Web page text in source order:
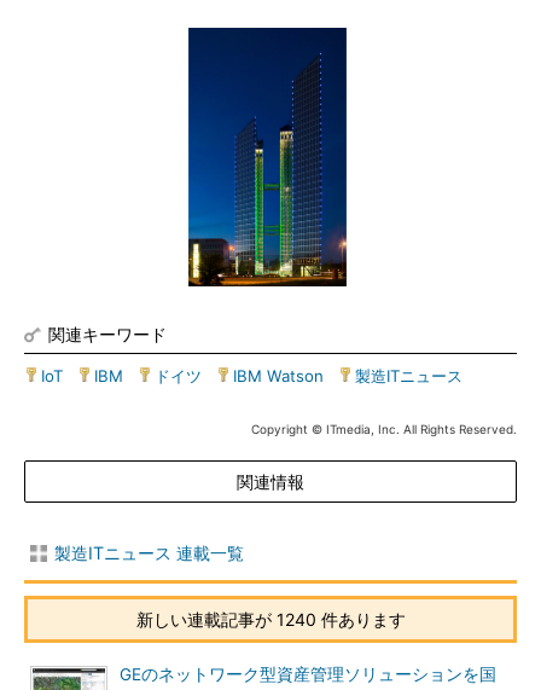
関連キーワード
IoT IBM ドイツ IBM Watson 製造ITニュース
Copyright © ITmedia, Inc. All Rights Reserved.
関連情報
製造ITニュース 連載一覧
新しい連載記事が 1240 件あります
GEのネットワーク型資産管理ソリューションを国